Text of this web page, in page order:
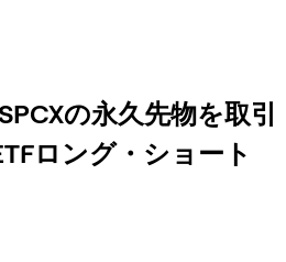
の永久先物を取引
ロング・ショート